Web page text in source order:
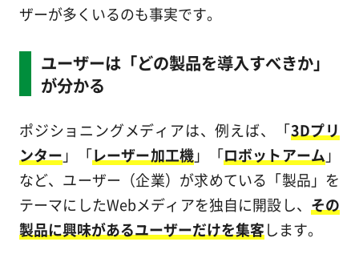
ザーが多くいるのも事実です。
ユーザーは「どの製品を導入すべきか」
が分かる
ポジショニングメディアは、例えば、「3Dプリ
ンター 」「レーザー加工機」「ロボットアーム 」
など、ユーザー（企業）が求めている「製品」を
テーマにしたWebメディアを独自に開設し、 その
製品に興味があるユーザーだけを集客します。